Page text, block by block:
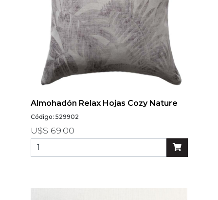
Almohadón Relax Hojas Cozy Nature
Código: 529902
U$S 69.00